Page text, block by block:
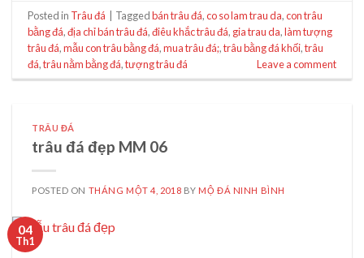
Posted in Trâu đá | Taggedbán trâu đá,co so lam trau da,con trâu
bằng đá,địa chỉ bán trâu đá,điêu khắc trâu đá, gia trau da,làm tượng
trâu đá,mẫu con trâu bằng đá,mua trâu đá;,trâu bằng đá khối,trâu
đá,trâu nằm bằng đá,tượng trâu đá Leave a comment
TRÂU ĐÁ
trâu đá đẹp MM 06
POSTED ON THÁNG MỘT 4, 2018 BY MỘ ĐÁ NINH BÌNH
04
Th1